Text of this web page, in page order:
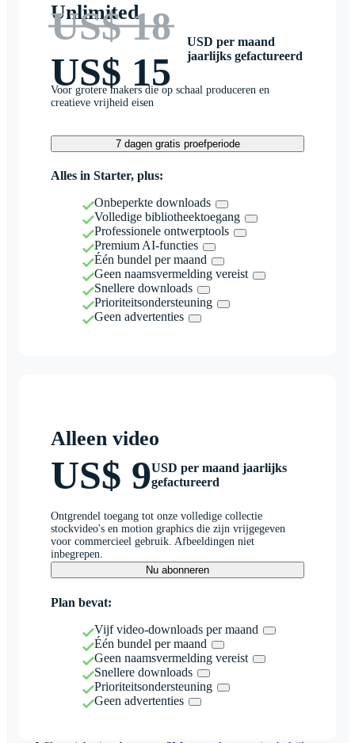
Unlimited
US$ 18
US$ 15
USD per maand
jaarlijks gefactureerd
Voor grotere makers die op schaal produceren en
creatieve vrijheid eisen
7 dagen gratis proefperiode
Alles in Starter, plus:
Onbeperkte downloads
Volledige bibliotheektoegang
Professionele ontwerptools
Premium AI-functies
Één bundel per maand
Geen naamsvermelding vereist
Snellere downloads
Prioriteitsondersteuning
Geen advertenties
Alleen video
US$ 9USD per maand jaarlijks
gefactureerd
Ontgrendel toegang tot onze volledige collectie
stockvideo's en motion graphics die zijn vrijgegeven
voor commercieel gebruik. Afbeeldingen niet
inbegrepen.
Nu abonneren
Plan bevat:
Vijf video-downloads per maand
Één bundel per maand
Geen naamsvermelding vereist
Snellere downloads
Prioriteitsondersteuning
Geen advertenties